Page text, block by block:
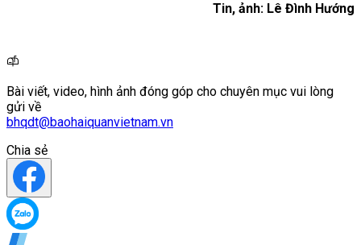
Tin, ảnh: Lê Đình Hướng
Bài viết, video, hình ảnh đóng góp cho chuyên mục vui lòng
gửi về
bhqdt@baohaiquanvietnam.vn
Chia sẻ